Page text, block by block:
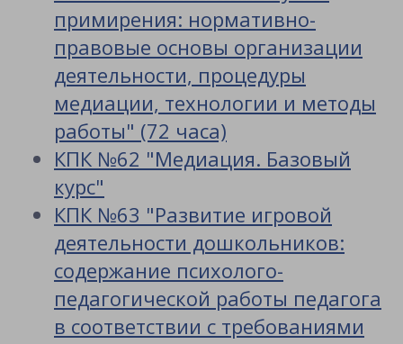
примирения: нормативно-
правовые основы организации
деятельности, процедуры
медиации, технологии и методы
работы" (72 часа)
КПК №62 "Медиация. Базовый
курс"
КПК №63 "Развитие игровой
деятельности дошкольников:
содержание психолого-
педагогической работы педагога
в соответствии с требованиями